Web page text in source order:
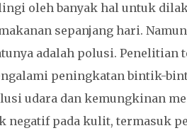
oleh banyak hal untuk
sepanjang hari.
adalah polusi. Penelitian
peningkatan bintik-
udara dan kemungkinan
negatif pada kulit, termasuk